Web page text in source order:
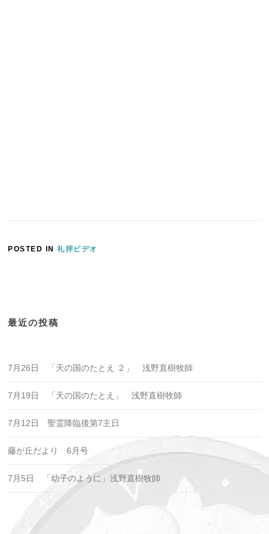
POSTED IN礼拝ビデオ
最近の投稿
7月26日 「天の国のたとえ ２」 浅野直樹牧師
7月19日 「天の国のたとえ」 浅野直樹牧師
7月12日 聖霊降臨後第7主日
藤が丘だより 6月号
7月5日 「幼子のように」浅野直樹牧師